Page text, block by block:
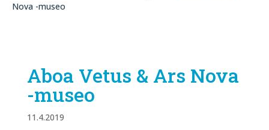
Nova -museo
Aboa Vetus & Ars Nova
-museo
11.4.2019